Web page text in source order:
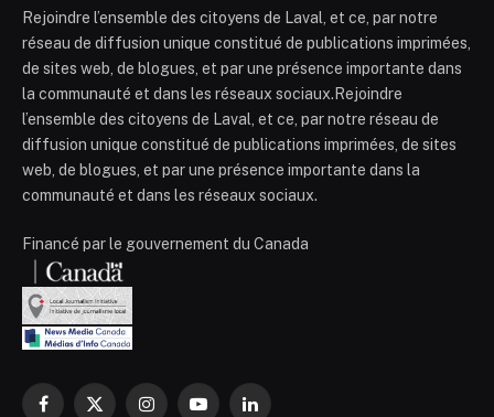
Rejoindre l’ensemble des citoyens de Laval, et ce, par notre
réseau de diffusion unique constitué de publications imprimées,
de sites web, de blogues, et par une présence importante dans
la communauté et dans les réseaux sociaux.Rejoindre
l’ensemble des citoyens de Laval, et ce, par notre réseau de
diffusion unique constitué de publications imprimées, de sites
web, de blogues, et par une présence importante dans la
communauté et dans les réseaux sociaux.
Financé par le gouvernement du Canada
Facebook
X
InstagramYouTubeLinkedIn